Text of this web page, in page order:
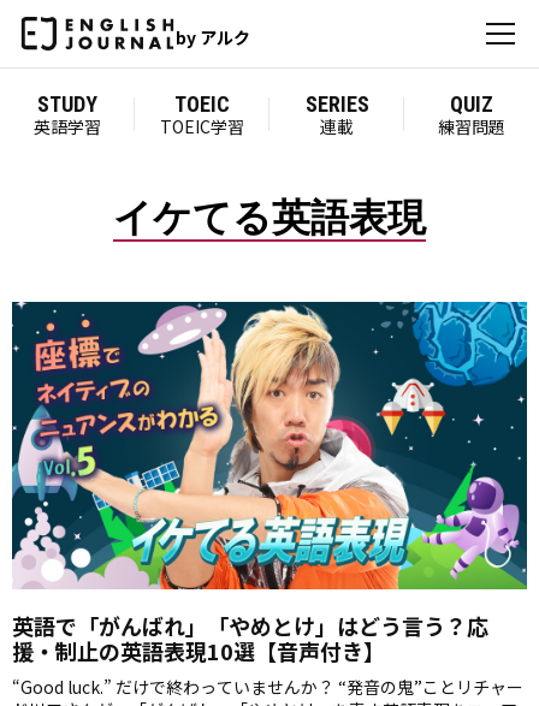
by アルク
STUDY
英語学習
TOEIC
TOEIC学習
SERIES
連載
QUIZ
練習問題
イケてる英語表現
英語で「がんばれ」「やめとけ」はどう言う？応
援・制止の英語表現10選【音声付き】
“Good luck.” だけで終わっていませんか？ “発音の鬼”ことリチャー